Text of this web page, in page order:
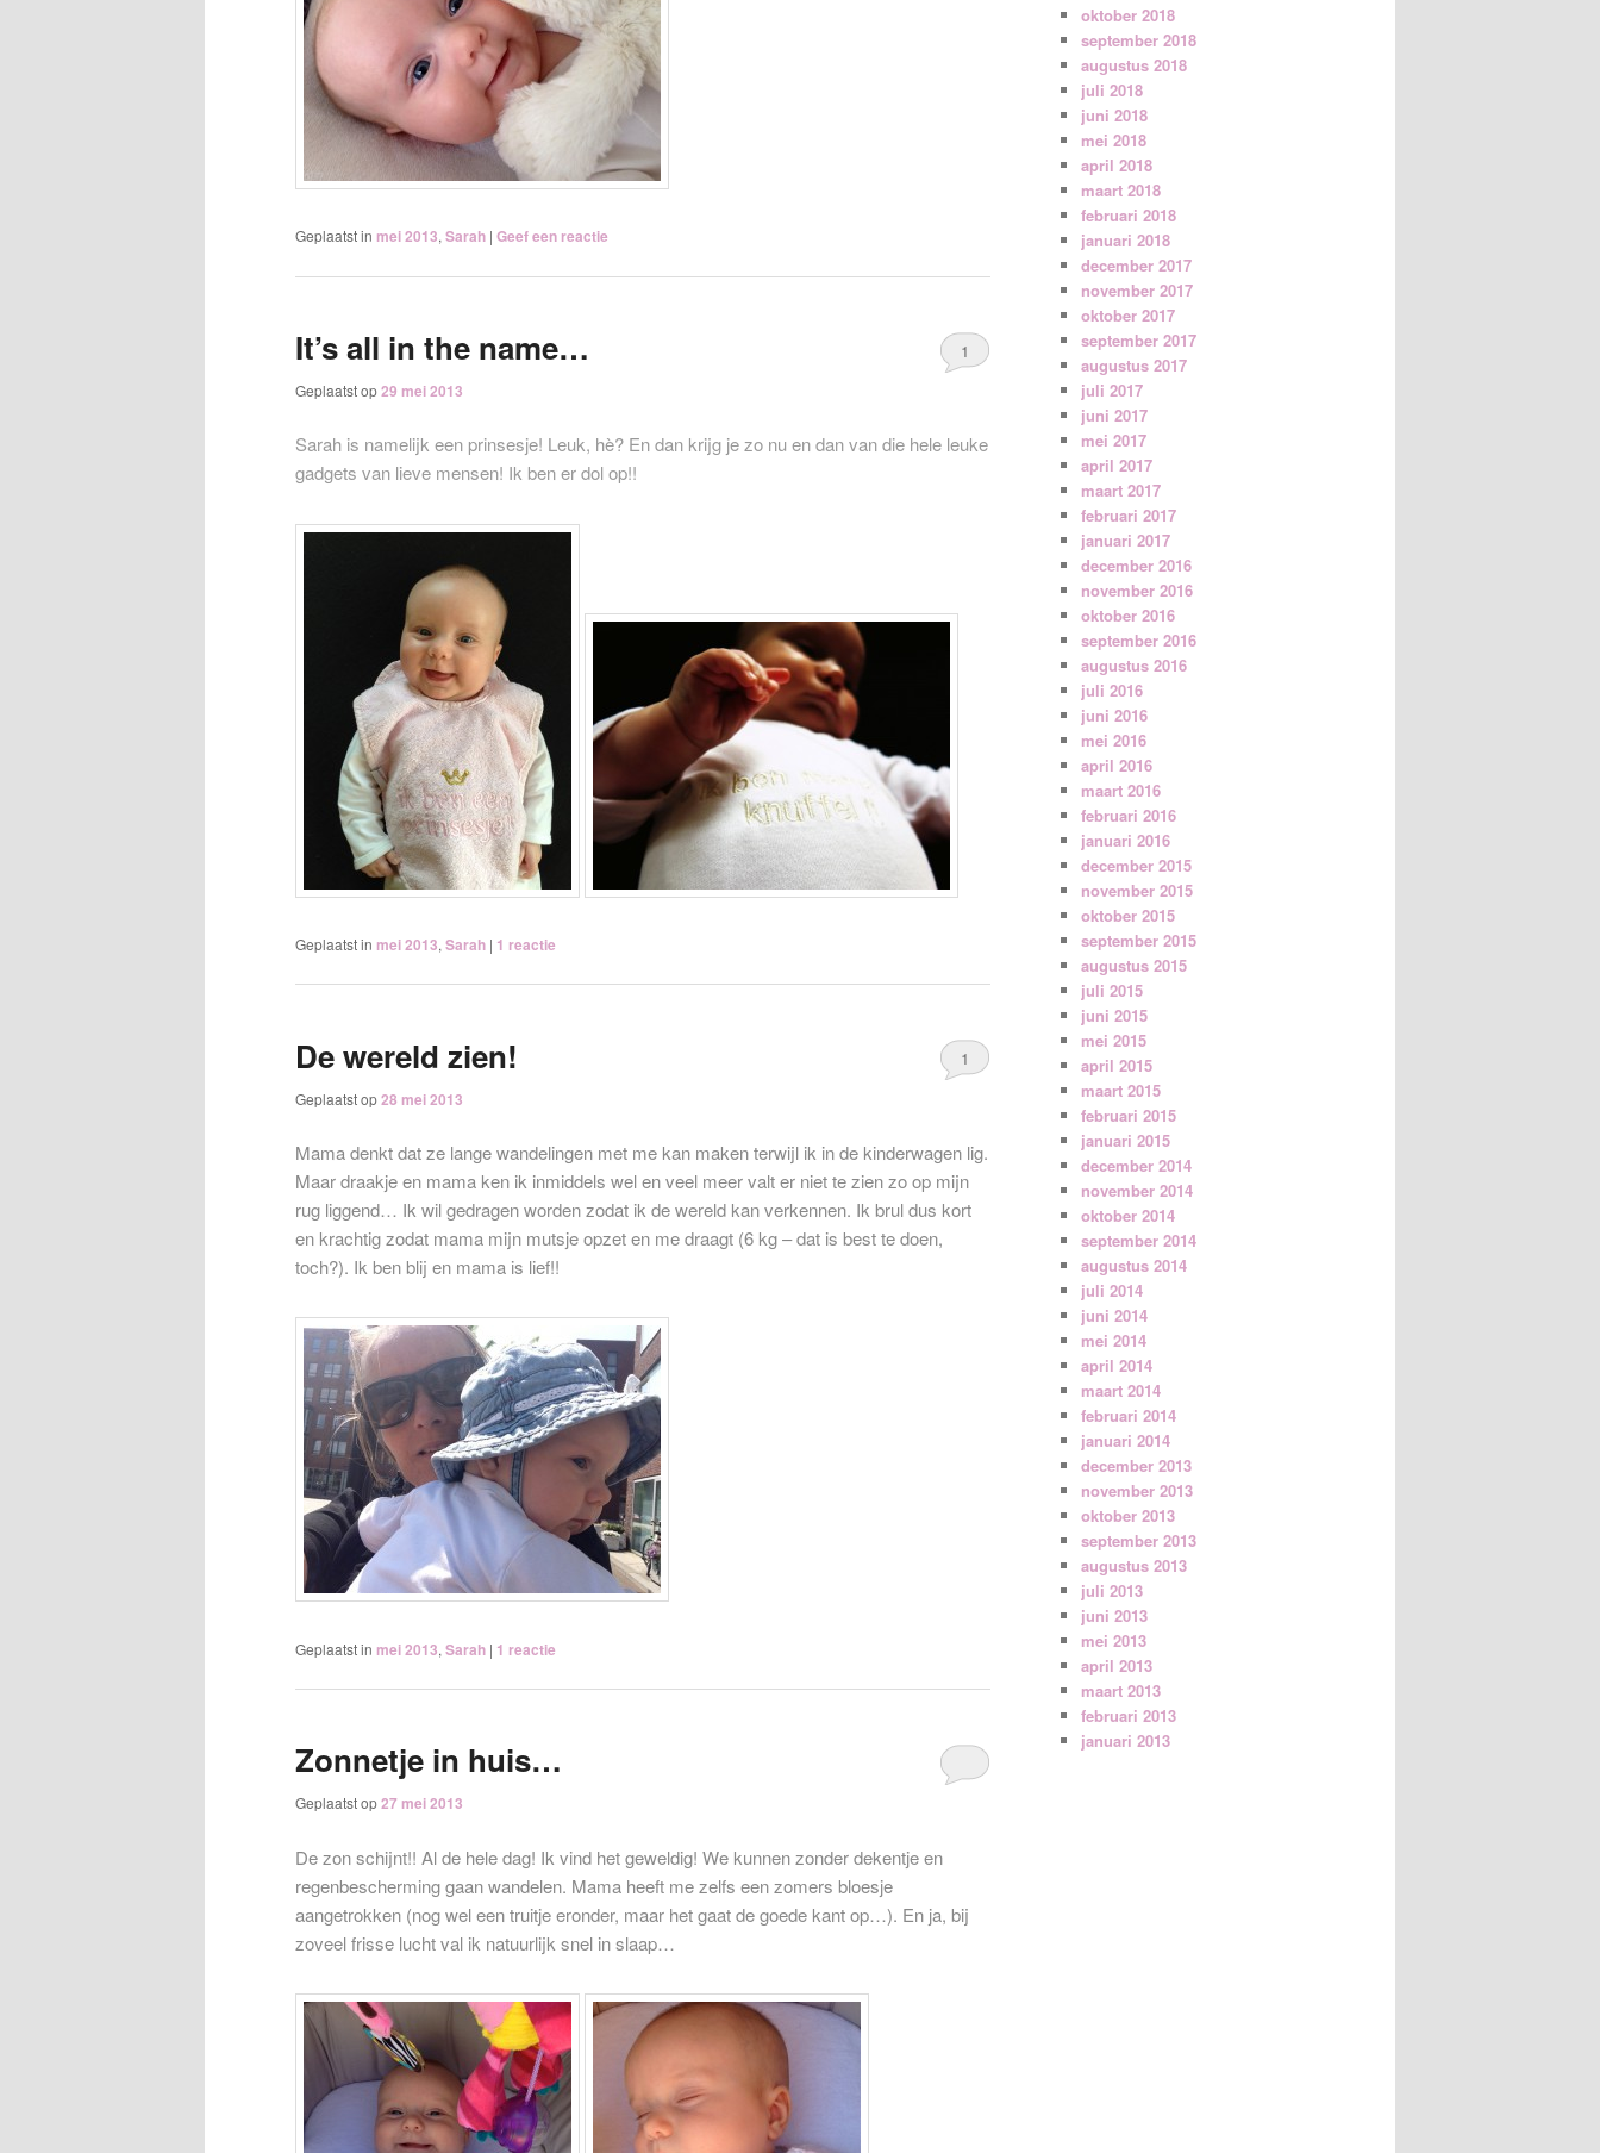
Geplaatst in mei 2013, Sarah | Geef een reactie
It’s all in the name…
Geplaatst op29 mei 2013
1
Sarah is namelijk een prinsesje! Leuk, hè? En dan krijg je zo nu en dan van die hele leuke
gadgets van lieve mensen! Ik ben er dol op!!
Geplaatst in mei 2013, Sarah | 1 reactie
De wereld zien!
Geplaatst op28 mei 2013
1
Mama denkt dat ze lange wandelingen met me kan maken terwijl ik in de kinderwagen lig.
Maar draakje en mama ken ik inmiddels wel en veel meer valt er niet te zien zo op mijn
rug liggend… Ik wil gedragen worden zodat ik de wereld kan verkennen. Ik brul dus kort
en krachtig zodat mama mijn mutsje opzet en me draagt (6 kg – dat is best te doen,
toch?). Ik ben blij en mama is lief!!
Geplaatst in mei 2013, Sarah | 1 reactie
Zonnetje in huis…
Geplaatst op27 mei 2013
De zon schijnt!! Al de hele dag! Ik vind het geweldig! We kunnen zonder dekentje en
regenbescherming gaan wandelen. Mama heeft me zelfs een zomers bloesje
aangetrokken (nog wel een truitje eronder, maar het gaat de goede kant op…). En ja, bij
zoveel frisse lucht val ik natuurlijk snel in slaap…
oktober 2018
september 2018
augustus 2018
juli 2018
juni 2018
mei 2018
april 2018
maart 2018
februari 2018
januari 2018
december 2017
november 2017
oktober 2017
september 2017
augustus 2017
juli 2017
juni 2017
mei 2017
april 2017
maart 2017
februari 2017
januari 2017
december 2016
november 2016
oktober 2016
september 2016
augustus 2016
juli 2016
juni 2016
mei 2016
april 2016
maart 2016
februari 2016
januari 2016
december 2015
november 2015
oktober 2015
september 2015
augustus 2015
juli 2015
juni 2015
mei 2015
april 2015
maart 2015
februari 2015
januari 2015
december 2014
november 2014
oktober 2014
september 2014
augustus 2014
juli 2014
juni 2014
mei 2014
april 2014
maart 2014
februari 2014
januari 2014
december 2013
november 2013
oktober 2013
september 2013
augustus 2013
juli 2013
juni 2013
mei 2013
april 2013
maart 2013
februari 2013
januari 2013